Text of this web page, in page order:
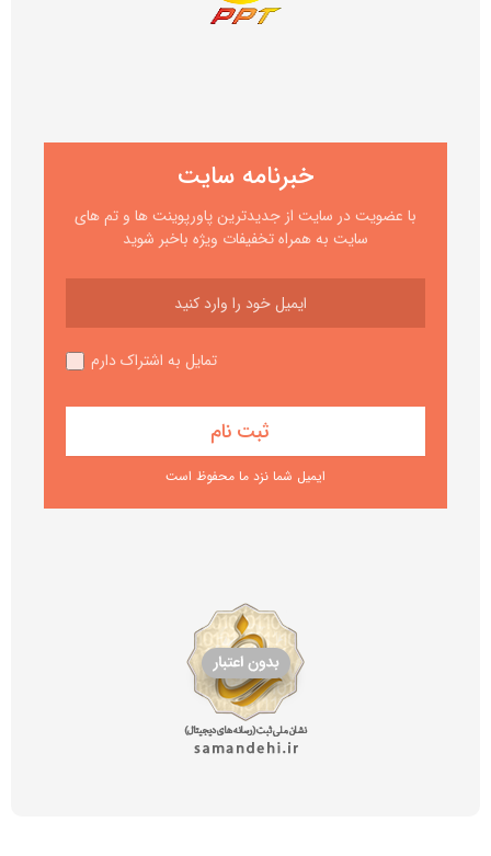
خبرنامه سایت
با عضویت در سایت از جدیدترین پاورپوینت ها و تم های
سایت به همراه تخفیفات ویژه باخبر شوید
تمایل به اشتراک دارم
ایمیل شما نزد ما محفوظ است